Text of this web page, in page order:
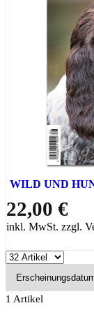
WILD UND
22,00 €
inkl. MwSt. zzgl.
1 Artikel